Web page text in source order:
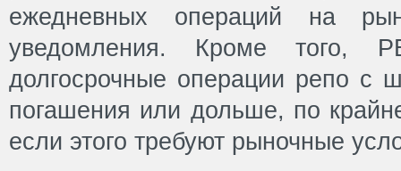
ежедневных операций на
уведомления. Кроме того,
долгосрочные операции репо с
погашения или дольше, по
если этого требуют рыночные